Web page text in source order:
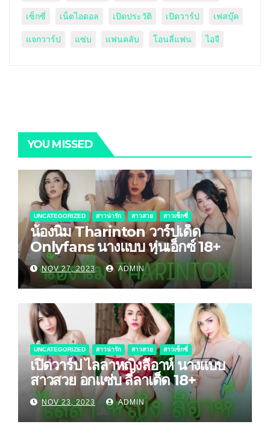
เซ็กซี่ เน็ตไอดอล เปิดประวัติ เปิดวาร์ป เฟสบุ๊ค
แจกวาร์ป แซ่บ แฟนคลับ โอนลี่แฟน ไอจี
YOU MISSED
UNCATEGORIZED สาวน่ารัก สาวสวย สาวเซ็กซี่
น้องนิ่ม Tharinton วาร์ปเด็ด
Onlyfans นางแบบ หุ่นเอ็กซ์ 18+
NOV 27, 2023 ADMIN
UNCATEGORIZED สาวน่ารัก สาวสวย สาวเซ็กซี่
เปิดวาร์ป ไลลาหญิงลีอาห์ นางแบบ
สาวสวย อกแซ่บ ลีลาเด็ด 18+
NOV 23, 2023 ADMIN